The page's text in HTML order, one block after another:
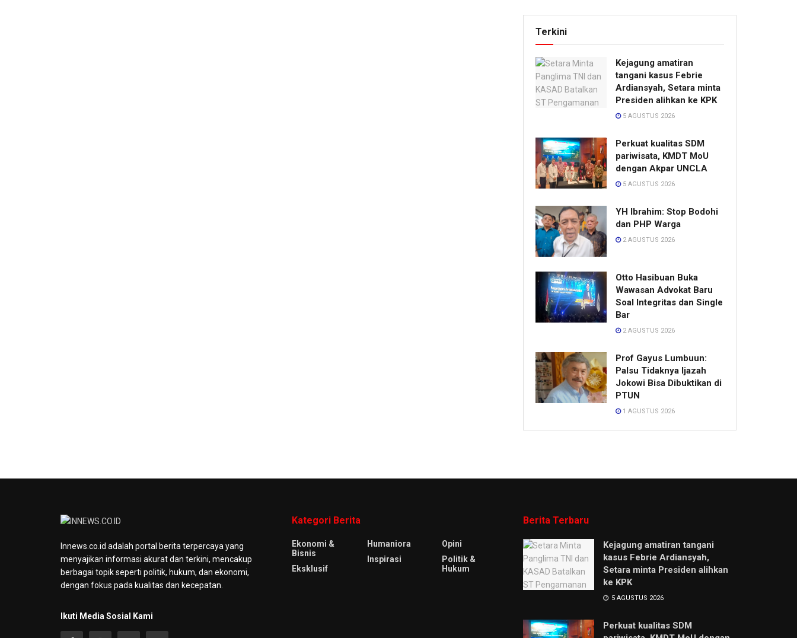
Terkini
Kejagung amatiran
tangani kasus Febrie
Ardiansyah, Setara minta
Presiden alihkan ke KPK
5 AGUSTUS 2026
Perkuat kualitas SDM
pariwisata, KMDT MoU
dengan Akpar UNCLA
5 AGUSTUS 2026
YH Ibrahim: Stop Bodohi
dan PHP Warga
2 AGUSTUS 2026
Otto Hasibuan Buka
Wawasan Advokat Baru
Soal Integritas dan Single
Bar
2 AGUSTUS 2026
Prof Gayus Lumbuun:
Palsu Tidaknya Ijazah
Jokowi Bisa Dibuktikan di
PTUN
1 AGUSTUS 2026
Innews.co.id adalah portal berita terpercaya yang
menyajikan informasi akurat dan terkini, mencakup
berbagai topik seperti politik, hukum, dan ekonomi,
dengan fokus pada kualitas dan kecepatan.
Ikuti Media Sosial Kami
Kategori Berita
Ekonomi &
Bisnis
Eksklusif
Humaniora
Inspirasi
Opini
Politik &
Hukum
Berita Terbaru
Kejagung amatiran tangani
kasus Febrie Ardiansyah,
Setara minta Presiden alihkan
ke KPK
5 AGUSTUS 2026
Perkuat kualitas SDM